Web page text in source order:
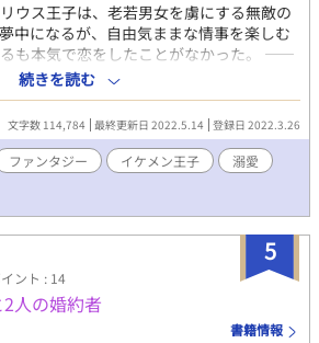
ウス王子は、老若男女を虜にする無敵の
中になるが、自由気ままな情事を楽しむ
も本気で恋をしたことがなかった。 ――
出会いをするまでは。 「私の結婚相手
の情事ののち消えたその人を、リーリウ
ていたから顔もわからず、手がかりは「抱
というトンデモ案件だが、親友たちに協
ると）、優秀な心の友たちは候補者を五
そこにリーリウスが求める人はいるのだ
まで、抱いてみる」 優雅な笑顔でとんで
子の、彼なりに真剣な花嫁さがし。 ※性
主人公は複数人とあれこれヤりますの
ださい。何でもありの大人の童話とご理
続きを読む
文字数 114,784 最終更新日 2022.5.14 登録日 2022.3.26
ファンタジー イケメン王子
溺愛
5
ント : 14
人の婚約者
書籍情報